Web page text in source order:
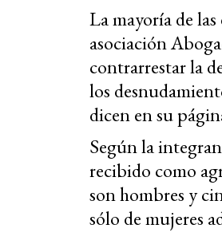
La mayoría de
asociación
contrarrestar la
los
dicen en su
Según la
recibido como
son hombres y
sólo de mujeres